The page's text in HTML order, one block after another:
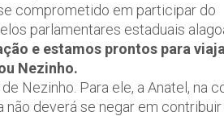
comprometido em participar do
parlamentares estaduais
e estamos prontos para
Nezinho.
Nezinho. Para ele, a Anatel, na
deverá se negar em